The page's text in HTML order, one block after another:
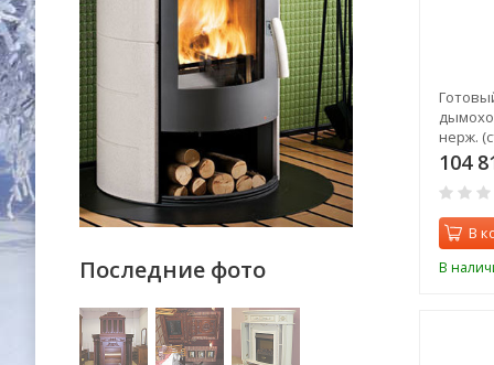
нерж.
выход)
104
В
В
Последние фото